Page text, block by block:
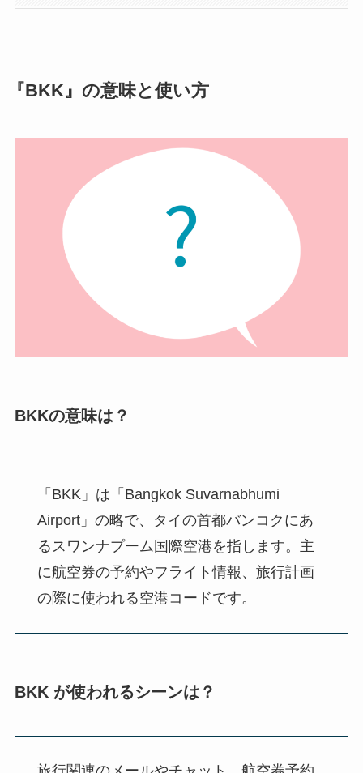
『BKK』の意味と使い方
BKKの意味は？
「BKK」は「Bangkok Suvarnabhumi
Airport」の略で、タイの首都バンコクにあ
るスワンナプーム国際空港を指します。主
に航空券の予約やフライト情報、旅行計画
の際に使われる空港コードです。
BKK が使われるシーンは？